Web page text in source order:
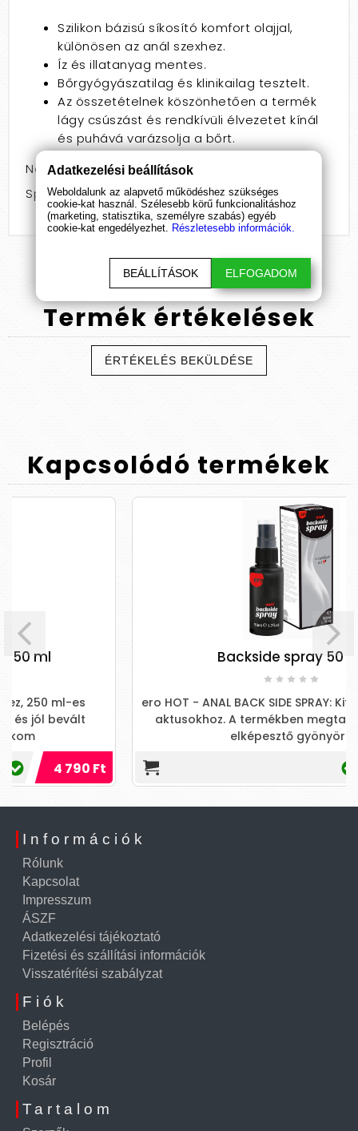
Szilikon bázisú síkosító komfort olajjal,
különösen az anál szexhez.
Íz és illatanyag mentes.
Bőrgyógyászatilag és klinikailag tesztelt.
Az összetételnek köszönhetően a termék
lágy csúszást és rendkívüli élvezetet kínál
és puhává varázsolja a bőrt.
Nem: pároknak
Speciális jellemző: anál
Termékértékelések
ÉRTÉKELÉS BEKÜLDÉSE
Kapcsolódó termékek
Ft
Backside spray 50 ml
ero HOT - ANAL BACK SIDE SPRAY: Kifejezetten anális
aktusokhoz. A termékben megtalálható olajok
elképesztő gyönyör...
4 490 Ft
Információk
Rólunk
Kapcsolat
Impresszum
ÁSZF
Adatkezelési tájékoztató
Fizetési és szállítási információk
Visszatérítési szabályzat
Fiók
Belépés
Regisztráció
Profil
Kosár
Tartalom
Adatkezelési beállítások
Weboldalunk az alapvető működéshez szükséges
cookie-kat használ. Szélesebb körű funkcionalitáshoz
(marketing, statisztika, személyre szabás) egyéb
cookie-kat engedélyezhet. Részletesebb információk.
BEÁLLÍTÁSOK ELFOGADOM